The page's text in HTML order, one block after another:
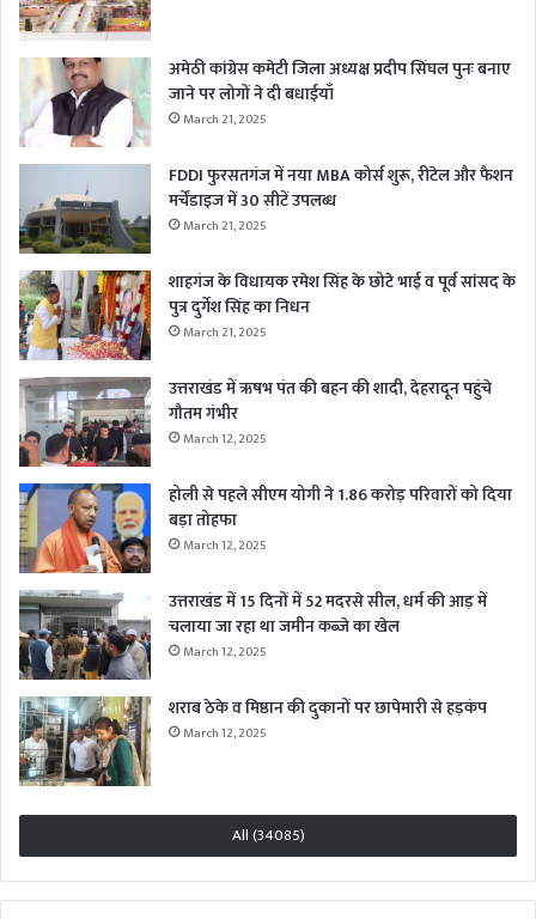
अमेठी कांग्रेस कमेटी जिला अध्यक्ष प्रदीप सिंघल पुनः बनाए
जाने पर लोगों ने दी बधाईयाँ
March 21, 2025
FDDI फुरसतगंज में नया MBA कोर्स शुरू, रीटेल और फैशन
मर्चेंडाइज में 30 सीटें उपलब्ध
March 21, 2025
शाहगंज के विधायक रमेश सिंह के छोटे भाई व पूर्व सांसद के
पुत्र दुर्गेश सिंह का निधन
March 21, 2025
उत्तराखंड में ऋषभ पंत की बहन की शादी, देहरादून पहुंचे
गौतम गंभीर
March 12, 2025
होली से पहले सीएम योगी ने 1.86 करोड़ परिवारों को दिया
बड़ा तोहफा
March 12, 2025
उत्तराखंड में 15 दिनों में 52 मदरसे सील, धर्म की आड़ में
चलाया जा रहा था जमीन कब्जे का खेल
March 12, 2025
शराब ठेके व मिष्ठान की दुकानों पर छापेमारी से हड़कंप
March 12, 2025
All (34085)